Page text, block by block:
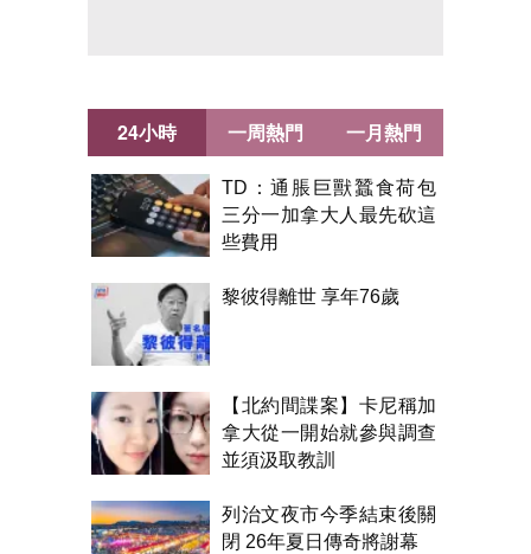
24小時
TD：通脹巨獸蠶食荷包
三分一加拿大人最先砍這
些費用
黎彼得離世 享年76歲
【北約間諜案】卡尼稱加
拿大從一開始就參與調查
並須汲取教訓
列治文夜市今季結束後關
閉 26年夏日傳奇將謝幕
一周熱門 一月熱門